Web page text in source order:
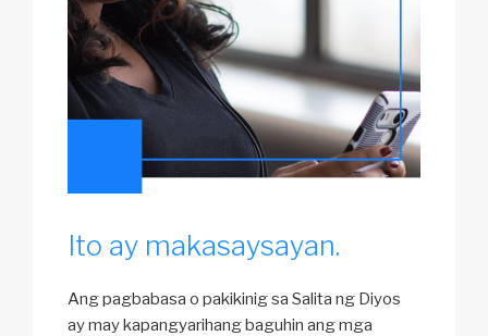
Ito ay makasaysayan.
Ang pagbabasa o pakikinig sa Salita ng Diyos
ay may kapangyarihang baguhin ang mga